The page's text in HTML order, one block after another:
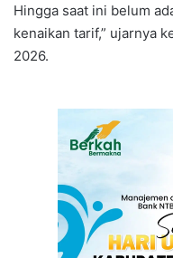
Hingga saat ini belum
kenaikan tarif,” ujarnya
2026.